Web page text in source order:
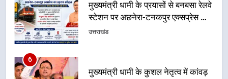
मुख्यमंत्री धामी के कुशल नेतृत्व में कांवड़
यात्रा में सुरक्षा, स्वास्थ्य और आपातकालीन
सेवाओं की बनी मजबूत व्यवस्था
उत्तराखंड
7
मुख्यमंत्री धामी के नेतृत्व में मसूरी बन रही